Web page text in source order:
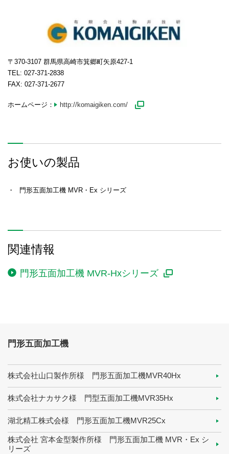
〒370-3107 群馬県高崎市箕郷町矢原427-1
TEL: 027-371-2838
FAX: 027-371-2677
ホームページ： http://komaigiken.com/
お使いの製品
・ 門形五面加工機 MVR・Ex シリーズ
関連情報
門形五面加工機 MVR-Hxシリーズ
門形五面加工機
株式会社山口製作所様 門形五面加工機MVR40Hx
株式会社ナカサク様 門型五面加工機MVR35Hx
湖北精工株式会様 門形五面加工機MVR25Cx
株式会社 宮本金型製作所様 門形五面加工機 MVR・Ex シ
リーズ